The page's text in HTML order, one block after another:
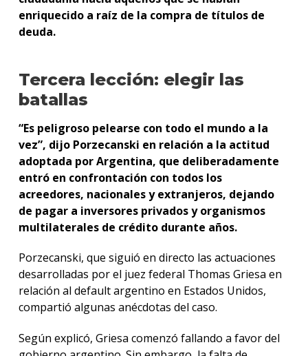
enriquecido a raíz de la compra de títulos de
deuda.
Tercera lección: elegir las
batallas
“Es peligroso pelearse con todo el mundo a la
vez”, dijo Porzecanski en relación a la actitud
adoptada por Argentina, que deliberadamente
entró en confrontación con todos los
acreedores, nacionales y extranjeros, dejando
de pagar a inversores privados y organismos
multilaterales de crédito durante años.
Porzecanski, que siguió en directo las actuaciones
desarrolladas por el juez federal Thomas Griesa en
relación al default argentino en Estados Unidos,
compartió algunas anécdotas del caso.
Según explicó, Griesa comenzó fallando a favor del